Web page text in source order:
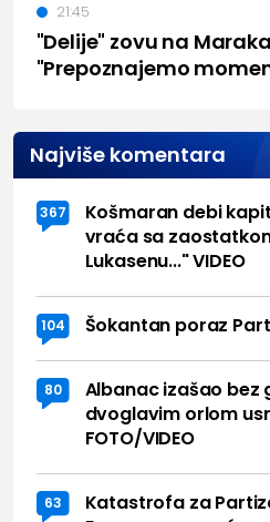
"Delije" zovu na
"Prepoznajemo
21:45
Najviše komentara
367
Košmaran debi
vraća sa
Lukasenu..." VIDEO
104 Šokantan poraz
80
Albanac izašao
dvoglavim orlom
FOTO/VIDEO
63
Katastrofa za